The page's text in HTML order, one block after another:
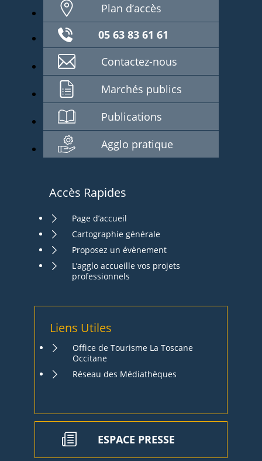
Plan d’accès
05 63 83 61 61
Contactez-nous
Marchés publics
Publications
Agglo pratique
Accès Rapides
Page d’accueil
Cartographie générale
Proposez un évènement
L’agglo accueille vos projets
professionnels
Liens Utiles
Office de Tourisme La Toscane
Occitane
Réseau des Médiathèques
ESPACE PRESSE